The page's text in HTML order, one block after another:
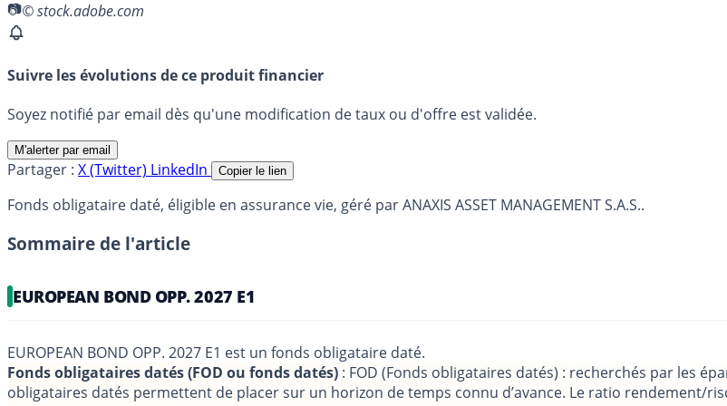
© stock.adobe.com
Suivre les évolutions de ce produit financier
Soyez notifié par email dès qu'une modification de taux ou d'offre est validée.
M'alerter par email
Partager : X (Twitter) LinkedIn Copier le lien
Fonds obligataire daté, éligible en assurance vie, géré par ANAXIS ASSET MANAGEMENT S.A.S..
Sommaire de l'article
EUROPEAN BOND OPP. 2027 E1
EUROPEAN BOND OPP. 2027 E1 est un fonds obligataire daté.
Fonds obligataires datés (FOD ou fonds datés) : FOD (Fonds obligataires datés) : recherchés par les
obligataires datés permettent de placer sur un horizon de temps connu d’avance. Le ratio rendement/